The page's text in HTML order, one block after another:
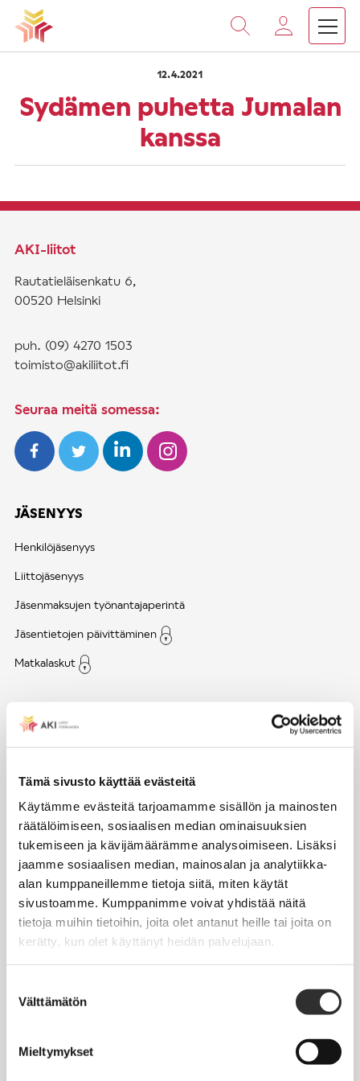
Tämä sivusto käyttää evästeitä
Käytämme evästeitä tarjoamamme sisällön ja mainosten
räätälöimiseen, sosiaalisen median ominaisuuksien
tukemiseen ja kävijämäärämme analysoimiseen. Lisäksi
jaamme sosiaalisen median, mainosalan ja analytiikka-
alan kumppaneillemme tietoja siitä, miten käytät
sivustoamme. Kumppanimme voivat yhdistää näitä
tietoja muihin tietoihin, joita olet antanut heille tai joita on
kerätty, kun olet käyttänyt heidän palvelujaan.
valinta
Välttämätön
Mieltymykset
Vieritä
sisältöön
Etusivu Sydämen puhetta Jumalan
12.4.2021
Sydämen puhetta Jumalan
kanssa
AKI-liitot
Rautatieläisenkatu 6,
00520 Helsinki
puh. (09) 4270 1503
toimisto@akiliitot.fi
Seuraa meitä somessa:
JÄSENYYS
Henkilöjäsenyys
Liittojäsenyys
Jäsenmaksujen työnantajaperintä
Jäsentietojen päivittäminen
Matkalaskut
AJANKOHTAISTA
Uutiset
Blogit
Crux-lehti
JOBI
TYÖELÄMÄOPAS
Työnhaku
Työsuhde ja virkasuhde
virkaehtosopimukset